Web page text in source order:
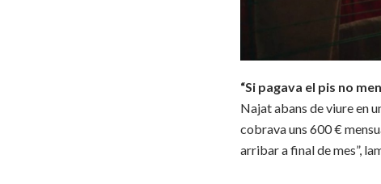
“Si pagava el pis no
Najat abans de viure en
cobrava uns 600 €
arribar a final de mes”,